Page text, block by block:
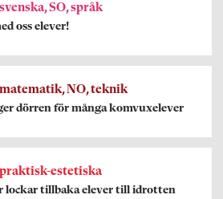
SO, språk
oss elever!
NO, teknik
dörren för många komvuxelever
estetiska
lockar tillbaka elever till idrotten